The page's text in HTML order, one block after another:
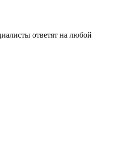
ответят на любой